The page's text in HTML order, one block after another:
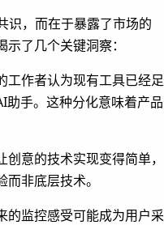
识，而在于暴露了市场的
了几个关键洞察：
工作者认为现有工具已经足
助手。这种分化意味着产品
创意的技术实现变得简单，
非底层技术。
的监控感受可能成为用户采